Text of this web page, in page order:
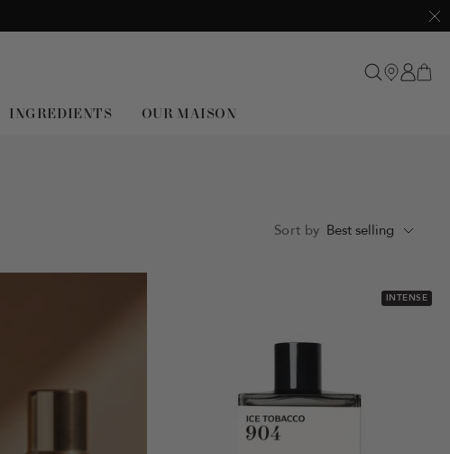
INGREDIENTS OUR MAISON
Sort by Best selling
INTENSE